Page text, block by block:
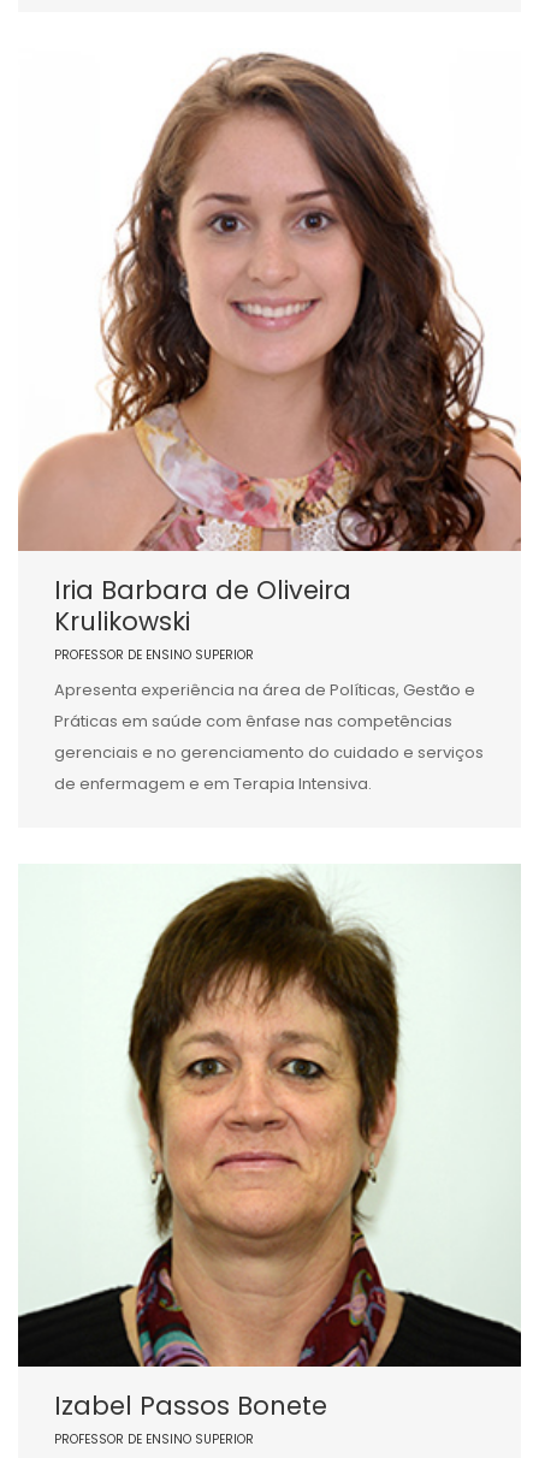
Iria Barbara de Oliveira
Krulikowski
PROFESSOR DE ENSINO SUPERIOR
Apresenta experiência na área de Políticas, Gestão e
Práticas em saúde com ênfase nas competências
gerenciais e no gerenciamento do cuidado e serviços
de enfermagem e em Terapia Intensiva.
Izabel Passos Bonete
PROFESSOR DE ENSINO SUPERIOR